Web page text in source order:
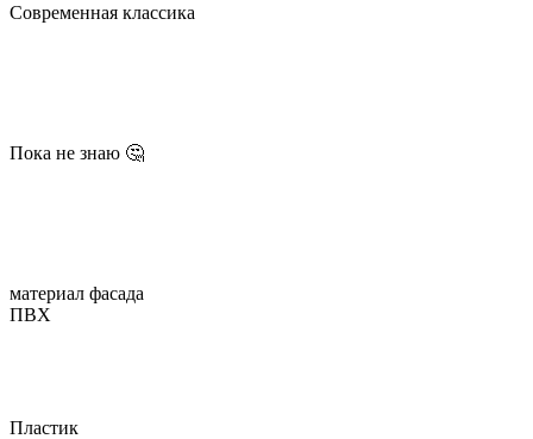
Современная классика
Пока не знаю 🤔
материал фасада
ПВХ
Пластик